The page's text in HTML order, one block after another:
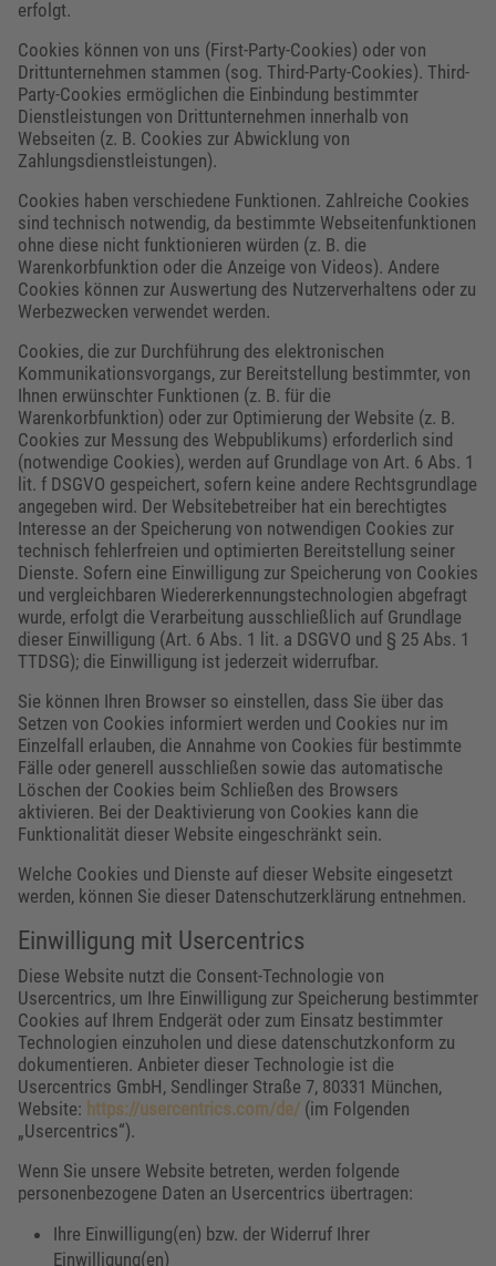
erfolgt.
Cookies können von uns (First-Party-Cookies) oder von
Drittunternehmen stammen (sog. Third-Party-Cookies). Third-
Party-Cookies ermöglichen die Einbindung bestimmter
Dienstleistungen von Drittunternehmen innerhalb von
Webseiten (z. B. Cookies zur Abwicklung von
Zahlungsdienstleistungen).
Cookies haben verschiedene Funktionen. Zahlreiche Cookies
sind technisch notwendig, da bestimmte Webseitenfunktionen
ohne diese nicht funktionieren würden (z. B. die
Warenkorbfunktion oder die Anzeige von Videos). Andere
Cookies können zur Auswertung des Nutzerverhaltens oder zu
Werbezwecken verwendet werden.
Cookies, die zur Durchführung des elektronischen
Kommunikationsvorgangs, zur Bereitstellung bestimmter, von
Ihnen erwünschter Funktionen (z. B. für die
Warenkorbfunktion) oder zur Optimierung der Website (z. B.
Cookies zur Messung des Webpublikums) erforderlich sind
(notwendige Cookies), werden auf Grundlage von Art. 6 Abs. 1
lit. f DSGVO gespeichert, sofern keine andere Rechtsgrundlage
angegeben wird. Der Websitebetreiber hat ein berechtigtes
Interesse an der Speicherung von notwendigen Cookies zur
technisch fehlerfreien und optimierten Bereitstellung seiner
Dienste. Sofern eine Einwilligung zur Speicherung von Cookies
und vergleichbaren Wiedererkennungstechnologien abgefragt
wurde, erfolgt die Verarbeitung ausschließlich auf Grundlage
dieser Einwilligung (Art. 6 Abs. 1 lit. a DSGVO und § 25 Abs. 1
TTDSG); die Einwilligung ist jederzeit widerrufbar.
Sie können Ihren Browser so einstellen, dass Sie über das
Setzen von Cookies informiert werden und Cookies nur im
Einzelfall erlauben, die Annahme von Cookies für bestimmte
Fälle oder generell ausschließen sowie das automatische
Löschen der Cookies beim Schließen des Browsers
aktivieren. Bei der Deaktivierung von Cookies kann die
Funktionalität dieser Website eingeschränkt sein.
Welche Cookies und Dienste auf dieser Website eingesetzt
werden, können Sie dieser Datenschutzerklärung entnehmen.
Einwilligung mit Usercentrics
Diese Website nutzt die Consent-Technologie von
Usercentrics, um Ihre Einwilligung zur Speicherung bestimmter
Cookies auf Ihrem Endgerät oder zum Einsatz bestimmter
Technologien einzuholen und diese datenschutzkonform zu
dokumentieren. Anbieter dieser Technologie ist die
Usercentrics GmbH, Sendlinger Straße 7, 80331 München,
Website: https://usercentrics.com/de/ (im Folgenden
„Usercentrics“).
Wenn Sie unsere Website betreten, werden folgende
personenbezogene Daten an Usercentrics übertragen:
Ihre Einwilligung(en) bzw. der Widerruf Ihrer
Einwilligung(en)